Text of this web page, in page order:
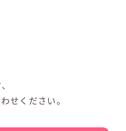
せください。